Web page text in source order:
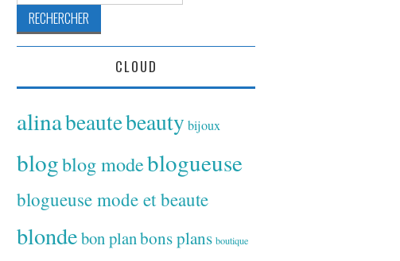
CLOUD
alinabeautebeauty bijoux
blogblog modeblogueuse
blogueuse mode et beaute
blondebon planbons plans boutique